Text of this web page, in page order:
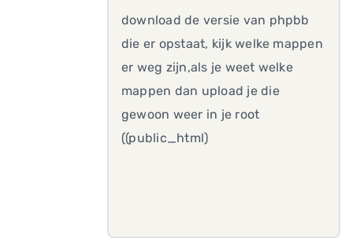
download de versie van phpbb
die er opstaat, kijk welke mappen
er weg zijn,als je weet welke
mappen dan upload je die
gewoon weer in je root
((public_html)